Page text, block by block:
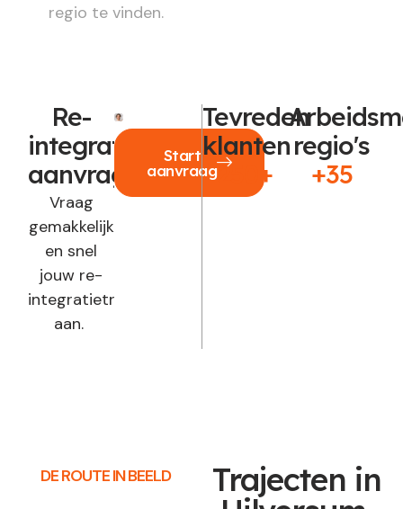
regio te vinden.
Re-
integratie
aanvragen?
Vraag
gemakkelijk
en snel
jouw re-
integratietraject
aan.
Start
aanvraag
Tevreden
klanten
250+
regio's
+35
DE ROUTE IN BEELD Trajecten in